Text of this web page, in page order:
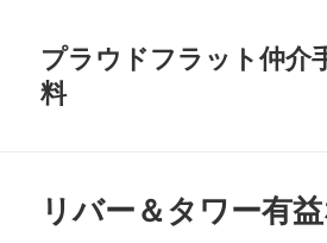
プラウドフラット仲介
料
リバー＆タワー有